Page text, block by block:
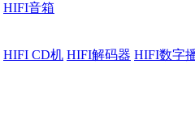
HIFI音箱
HIFI CD机 HIFI解码器 HIFI数字